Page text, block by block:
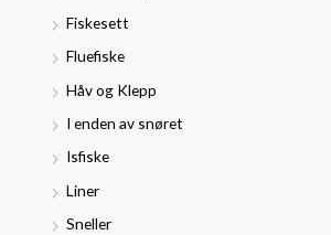
Fiskesett
Fluefiske
Håv og Klepp
I enden av snøret
Isfiske
Liner
Sneller